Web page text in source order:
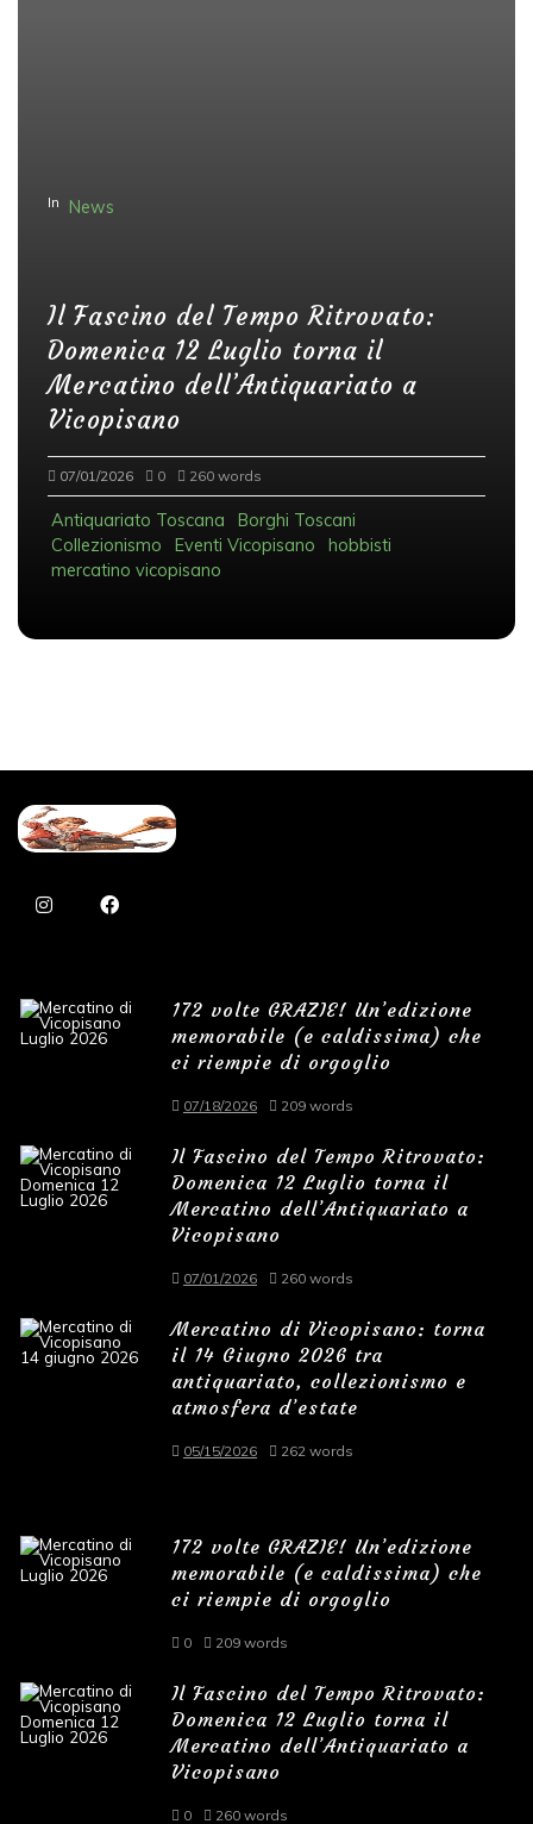
In News
Il Fascino del Tempo Ritrovato:
Domenica 12 Luglio torna il
Mercatino dell’Antiquariato a
Vicopisano
07/01/2026 0 260 words
Antiquariato Toscana
Borghi Toscani
Collezionismo
Eventi Vicopisano
hobbisti
mercatino vicopisano
172 volte GRAZIE! Un’edizione
memorabile (e caldissima) che
ci riempie di orgoglio
07/18/2026 209 words
Il Fascino del Tempo Ritrovato:
Domenica 12 Luglio torna il
Mercatino dell’Antiquariato a
Vicopisano
07/01/2026 260 words
Mercatino di Vicopisano: torna
il 14 Giugno 2026 tra
antiquariato, collezionismo e
atmosfera d’estate
05/15/2026 262 words
172 volte GRAZIE! Un’edizione
memorabile (e caldissima) che
ci riempie di orgoglio
0 209 words
Il Fascino del Tempo Ritrovato:
Domenica 12 Luglio torna il
Mercatino dell’Antiquariato a
Vicopisano
0 260 words